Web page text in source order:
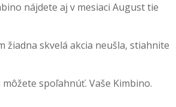
nájdete aj v mesiaci August tie
žiadna skvelá akcia neušla, stiahnite
spoľahnúť. Vaše Kimbino.